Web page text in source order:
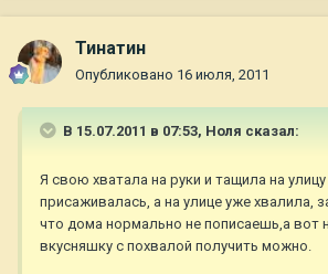
Тинатин
Опубликовано 16 июля, 2011
В 15.07.2011 в 07:53, Ноля сказал:
Я свою хватала на руки и тащила на
присаживалась, а на улице уже хвалила,
что дома нормально не пописаешь,а вот
вкусняшку с похвалой получить можно.